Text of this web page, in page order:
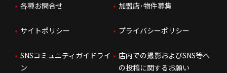
IRお問合せ
人財育成
サステナビリティ
各種お問合せ 加盟店･物件募集
サイトポリシー プライバシーポリシー
SNSコミュニティガイドライ
ン
店内での撮影およびSNS等へ
の投稿に関するお願い